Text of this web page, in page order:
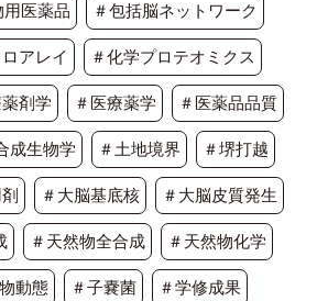
用医薬品 ＃包括脳ネットワーク
アレイ ＃化学プロテオミクス
剤学 ＃医療薬学 ＃医薬品品質
成生物学 ＃土地境界 ＃堺打越
＃大脳基底核 ＃大脳皮質発生
＃天然物全合成 ＃天然物化学
動態 ＃子嚢菌 ＃学修成果